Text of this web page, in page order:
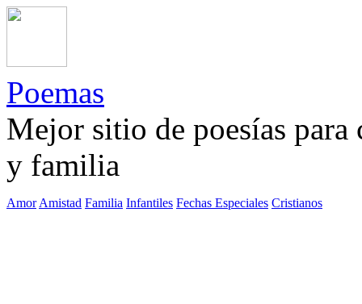
Poemas
Mejor sitio de poesías
y familia
Amor Amistad Familia Infantiles Fechas Especiales Cristianos